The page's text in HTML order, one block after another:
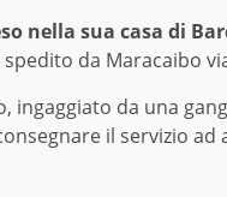
nella sua casa di
da Maracaibo
ingaggiato da una
il servizio